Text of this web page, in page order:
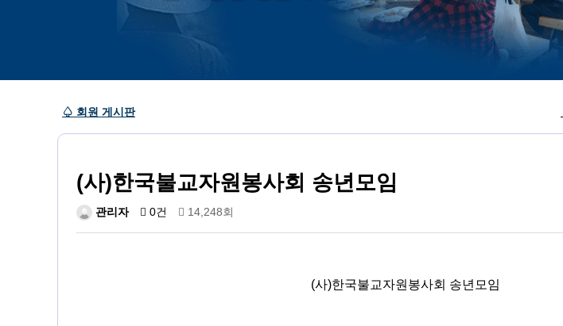
♤ 회원 게시판
(사)한국불교자원봉사회 송년모임
관리자 0건 14,248회
(사)한국불교자원봉사회 송년모임